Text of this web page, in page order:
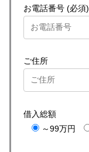
お電話番号 (必須)
ご住所
借入総額
～99万円